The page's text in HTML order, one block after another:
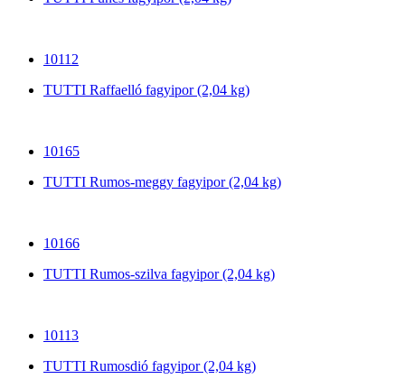
10112
TUTTI Raffaelló fagyipor (2,04 kg)
10165
TUTTI Rumos-meggy fagyipor (2,04 kg)
10166
TUTTI Rumos-szilva fagyipor (2,04 kg)
10113
TUTTI Rumosdió fagyipor (2,04 kg)